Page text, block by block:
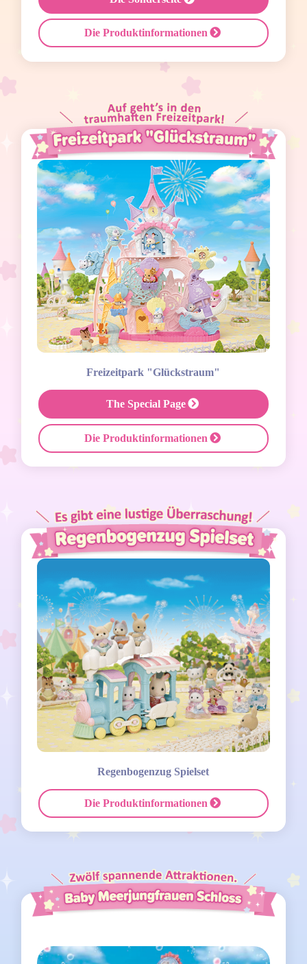
Die Produktinformationen
Freizeitpark "Glückstraum"
The Special Page
Die Produktinformationen
Regenbogenzug Spielset
Die Produktinformationen